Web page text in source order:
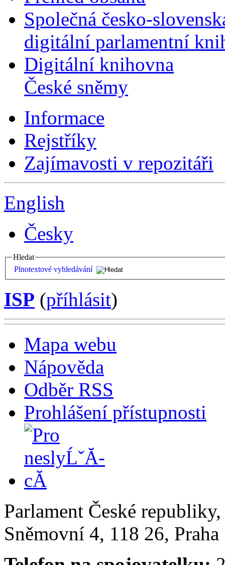
Společná česko-
digitální parlamentní
Digitální knihovna
České sněmy
Informace
Rejstříky
Zajímavosti v repozitáři
English
Česky
Hledat
Plnotextové vyhledávání
ISP (příhlásit)
Mapa webu
Nápověda
Odběr RSS
Prohlášení přístupnosti
Parlament České
Sněmovní 4, 118 26,